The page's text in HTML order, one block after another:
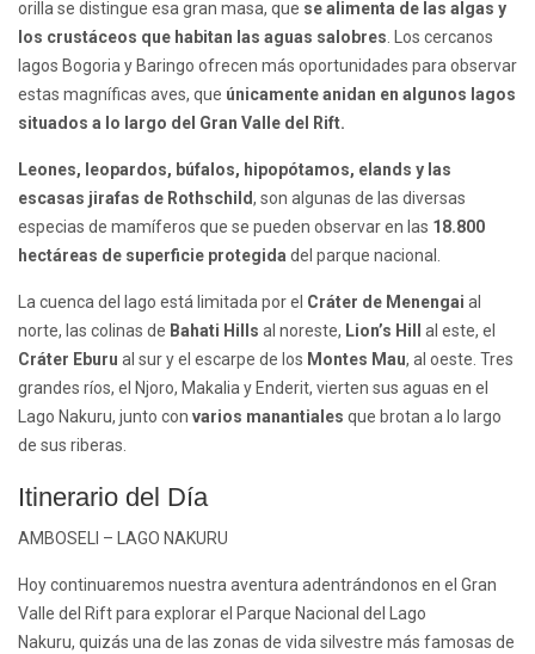
orilla se distingue esa gran masa, que se alimenta de las algas y
los crustáceos que habitan las aguas salobres. Los cercanos
lagos Bogoria y Baringo ofrecen más oportunidades para observar
estas magníficas aves, que únicamente anidan en algunos lagos
situados a lo largo del Gran Valle del Rift.
Leones, leopardos, búfalos, hipopótamos, elands y las
escasas jirafas de Rothschild, son algunas de las diversas
especias de mamíferos que se pueden observar en las 18.800
hectáreas de superficie protegida del parque nacional.
La cuenca del lago está limitada por el Cráter de Menengai al
norte, las colinas de Bahati Hills al noreste, Lion’s Hill
al este, el
Cráter Eburu al sur y el escarpe de los Montes Mau, al oeste. Tres
grandes ríos, el Njoro, Makalia y Enderit, vierten sus aguas en el
Lago Nakuru, junto con varios manantiales que brotan a lo largo
de sus riberas.
Itinerario del Día
AMBOSELI – LAGO NAKURU
Hoy continuaremos nuestra aventura adentrándonos en el Gran
Valle del Rift para explorar el Parque Nacional del Lago
Nakuru, quizás una de las zonas de vida silvestre más famosas de